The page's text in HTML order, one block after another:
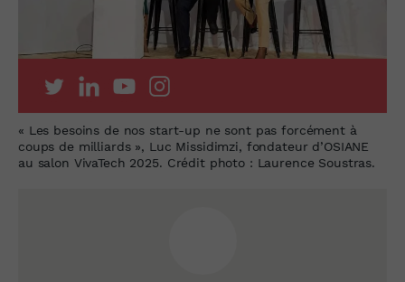
« Les besoins de nos start-up ne sont pas forcément à
coups de milliards », Luc Missidimzi, fondateur d’OSIANE
au salon VivaTech 2025. Crédit photo : Laurence Soustras.